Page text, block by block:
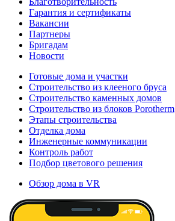
Гарантия и сертификаты
Вакансии
Партнеры
Бригадам
Новости
Готовые дома и участки
Строительство из клееного бруса
Строительство каменных домов
Строительство из блоков Porotherm
Этапы строительства
Отделка дома
Инженерные коммуникации
Контроль работ
Подбор цветового решения
Обзор дома в VR